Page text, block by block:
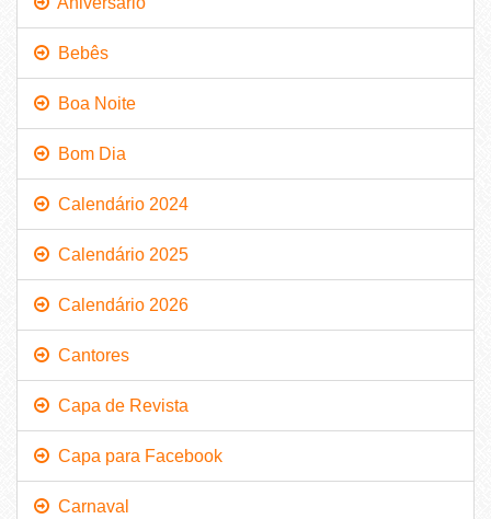
Bebês
Boa Noite
Bom Dia
Calendário 2024
Calendário 2025
Calendário 2026
Cantores
Capa de Revista
Capa para Facebook
Carnaval